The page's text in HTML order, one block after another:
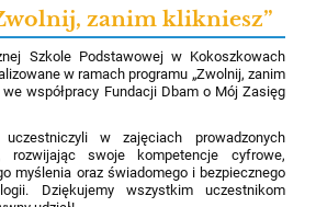
zanim klikniesz”
Szkole Podstawowej w Kokoszkowach
w ramach programu „Zwolnij, zanim
we współpracy Fundacji Dbam o Mój Zasięg
w zajęciach prowadzonych
rozwijając swoje kompetencje cyfrowe,
myślenia oraz świadomego i bezpiecznego
Dziękujemy wszystkim uczestnikom